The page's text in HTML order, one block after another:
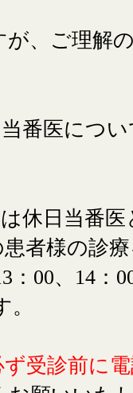
、ご理解
番医につい
休日当番
者様の診
：00、14：
ず受診前に